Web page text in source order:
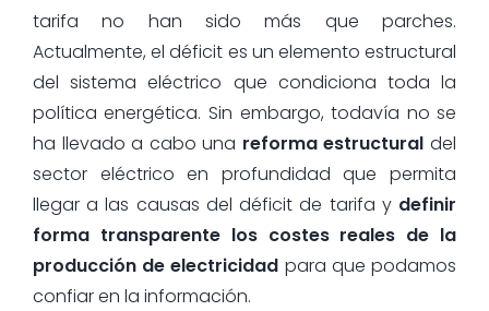
tarifa no han sido más que parches.
Actualmente, el déficit es un elemento estructural
del sistema eléctrico que condiciona toda la
política energética. Sin embargo, todavía no se
ha llevado a cabo una reforma estructural del
sector eléctrico en profundidad que permita
llegar a las causas del déficit de tarifa y definir
forma transparente los costes reales de la
producción de electricidad para que podamos
confiar en la información.